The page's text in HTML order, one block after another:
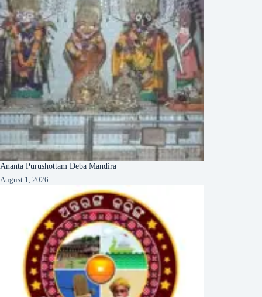
Ananta Purushottam Deba Mandira
August 1, 2026